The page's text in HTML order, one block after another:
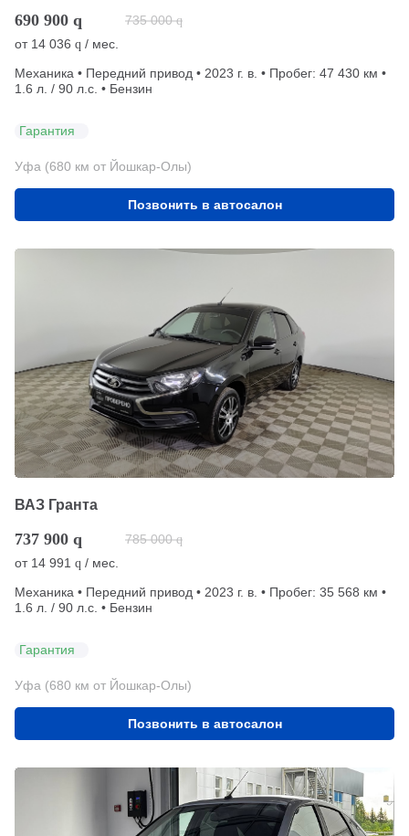
690 900 q 735 000 q
от 14 036 q / мес.
Механика • Передний привод • 2023 г. в. • Пробег: 47 430 км •
1.6 л. / 90 л.с. • Бензин
Гарантия
Уфа (680 км от Йошкар-Олы)
Позвонить в автосалон
ВАЗ Гранта
737 900 q 785 000 q
от 14 991 q / мес.
Механика • Передний привод • 2023 г. в. • Пробег: 35 568 км •
1.6 л. / 90 л.с. • Бензин
Гарантия
Уфа (680 км от Йошкар-Олы)
Позвонить в автосалон